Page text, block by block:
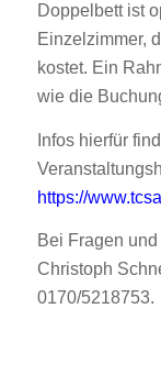
Doppelbett ist
Einzelzimmer,
kostet. Ein
wie die
Infos hierfür
https://
Bei Fragen
Christoph
0170/5218753.